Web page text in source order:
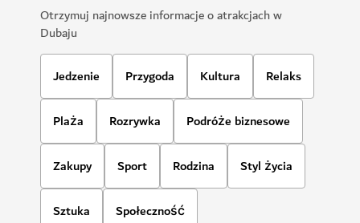
Otrzymuj najnowsze informacje o atrakcjach w
Dubaju
Jedzenie Przygoda Kultura Relaks
Plaża Rozrywka Podróże biznesowe
Zakupy Sport Rodzina Styl życia
Sztuka Społeczność